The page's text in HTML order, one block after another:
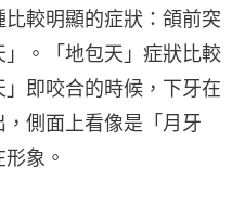
較明顯的症狀：頜前突
。「地包天」症狀比較
即咬合的時候，下牙在
側面上看像是「月牙
象。